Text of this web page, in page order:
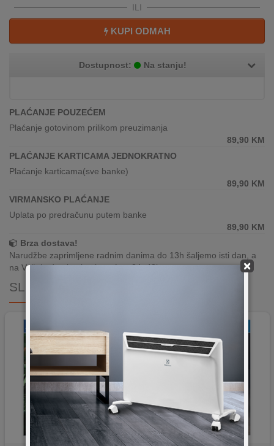
KAKO
OZNAKE
ENERGETSKE
DIGITALIS
×
ILI
KUPI ODMAH
Dostupnost: Na stanju!
PLAĆANJE POUZEĆEM
Plaćanje gotovinom prilikom preuzimanja
89,90 KM
PLAĆANJE KARTICAMA JEDNOKRATNO
Plaćanje karticama(sve banke)
89,90 KM
VIRMANSKO PLAĆANJE
Uplata po predračunu putem banke
89,90 KM
Brza dostava!
Narudžbe zaprimljene radnim danima do 13h šaljemo isti dan, a
na Vašoj adresi paket je već za 24–48h.
SLIČNI PROIZVODI